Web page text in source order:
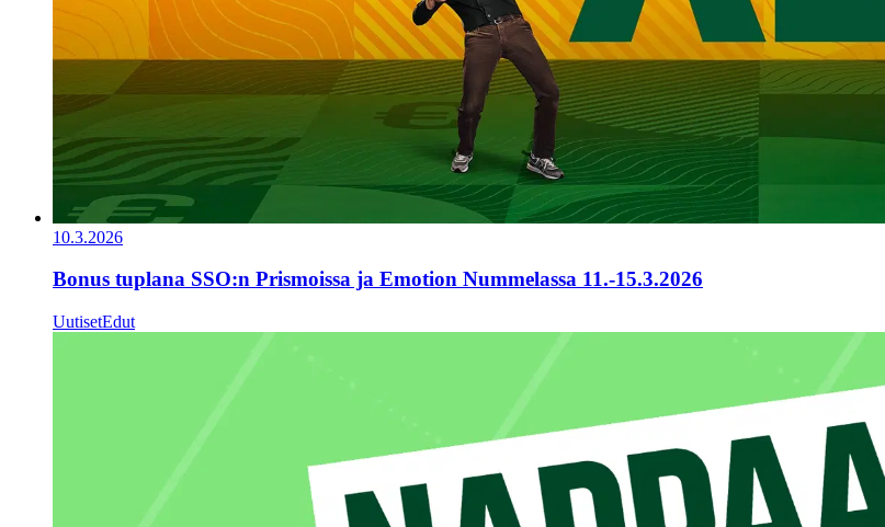
10.3.2026
Bonus tuplana SSO:n Prismoissa ja Emotion Nummelassa 11.-15.3.2026
UutisetEdut